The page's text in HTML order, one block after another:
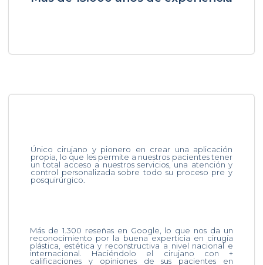
Único cirujano y pionero en crear una aplicación
propia, lo que les permite a nuestros pacientes tener
un total acceso a nuestros servicios, una atención y
control personalizada sobre todo su proceso pre y
posquirúrgico.
Más de 1.300 reseñas en Google, lo que nos da un
reconocimiento por la buena experticia en cirugía
plástica, estética y reconstructiva a nivel nacional e
internacional. Haciéndolo el cirujano con +
calificaciones y opiniones de sus pacientes en